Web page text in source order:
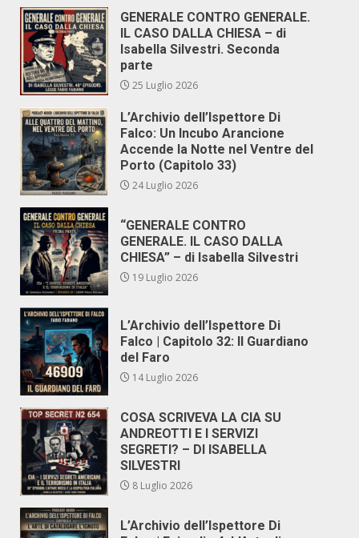
GENERALE CONTRO GENERALE.
IL CASO DALLA CHIESA – di
Isabella Silvestri. Seconda
parte
25 Luglio 2026
L’Archivio dell’Ispettore Di
Falco: Un Incubo Arancione
Accende la Notte nel Ventre del
Porto (Capitolo 33)
24 Luglio 2026
“GENERALE CONTRO
GENERALE. IL CASO DALLA
CHIESA” – di Isabella Silvestri
19 Luglio 2026
L’Archivio dell’Ispettore Di
Falco | Capitolo 32: Il Guardiano
del Faro
14 Luglio 2026
COSA SCRIVEVA LA CIA SU
ANDREOTTI E I SERVIZI
SEGRETI? – DI ISABELLA
SILVESTRI
8 Luglio 2026
L’Archivio dell’Ispettore Di